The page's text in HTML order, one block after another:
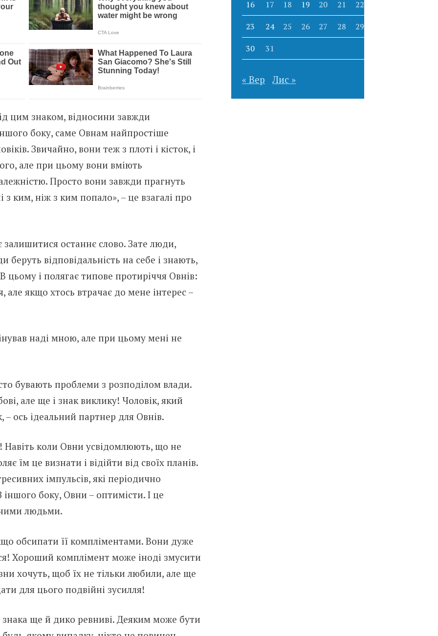
цим знаком, відносини завжди
боку, саме Овнам найпростіше
Звичайно, вони теж з плоті і кісток, і
але при цьому вони вміють
Просто вони завжди прагнуть
ким, ніж з ким попало», – це взагалі про
останнє слово. Зате люди,
відповідальність на себе і знають,
цьому і полягає типове протиріччя Овнів:
але якщо хтось втрачає до мене інтерес –
наді мною, але при цьому мені не
бувають проблеми з розподілом влади.
але ще і знак виклику! Чоловік, який
ось ідеальний партнер для Овнів.
Навіть коли Овни усвідомлюють, що не
їм це визнати і відійти від своїх планів.
імпульсів, які періодично
боку, Овни – оптимісти. І це
людьми.
обсипати її компліментами. Вони дуже
Хороший комплімент може іноді змусити
хочуть, щоб їх не тільки любили, але ще
для цього подвійні зусилля!
ще й дико ревниві. Деяким може бути
16 17 18 19 20 21 22
23 24 25 26 27 28 29
30 31
« Вер Лис »